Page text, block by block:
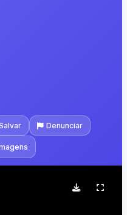
Denunciar